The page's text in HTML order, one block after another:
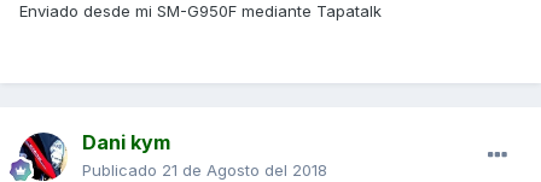
Enviado desde mi SM-G950F mediante Tapatalk
Dani kym
Publicado 21 de Agosto del 2018